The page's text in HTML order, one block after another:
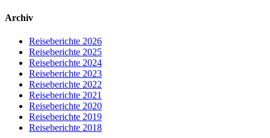
Archiv
Reiseberichte 2026
Reiseberichte 2025
Reiseberichte 2024
Reiseberichte 2023
Reiseberichte 2022
Reiseberichte 2021
Reiseberichte 2020
Reiseberichte 2019
Reiseberichte 2018